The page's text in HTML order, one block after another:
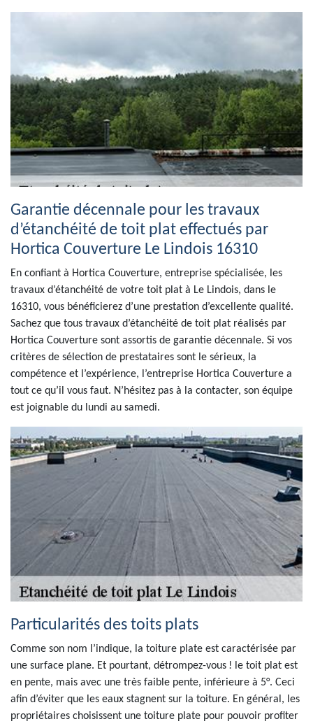
Garantie décennale pour les travaux
d’étanchéité de toit plat effectués par
Hortica Couverture Le Lindois 16310
En confiant à Hortica Couverture, entreprise spécialisée, les
travaux d’étanchéité de votre toit plat à Le Lindois, dans le
16310, vous bénéficierez d’une prestation d’excellente qualité.
Sachez que tous travaux d’étanchéité de toit plat réalisés par
Hortica Couverture sont assortis de garantie décennale. Si vos
critères de sélection de prestataires sont le sérieux, la
compétence et l’expérience, l’entreprise Hortica Couverture a
tout ce qu’il vous faut. N’hésitez pas à la contacter, son équipe
est joignable du lundi au samedi.
Particularités des toits plats
Comme son nom l’indique, la toiture plate est caractérisée par
une surface plane. Et pourtant, détrompez-vous ! le toit plat est
en pente, mais avec une très faible pente, inférieure à 5°. Ceci
afin d’éviter que les eaux stagnent sur la toiture. En général, les
propriétaires choisissent une toiture plate pour pouvoir profiter